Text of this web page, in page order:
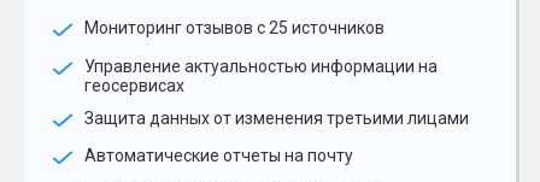
Мониторинг отзывов с 25 источников
Управление актуальностью информации на
геосервисах
Защита данных от изменения третьими лицами
Автоматические отчеты на почту